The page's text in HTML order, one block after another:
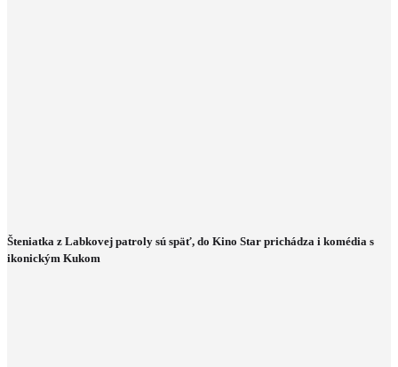
Šteniatka z Labkovej patroly sú späť, do Kino Star prichádza i komédia s
ikonickým Kukom